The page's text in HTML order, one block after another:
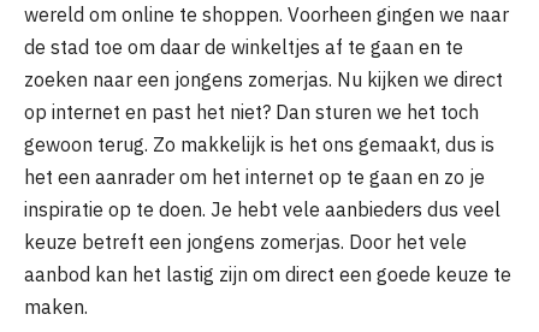
wereld om online te shoppen. Voorheen gingen we naar
de stad toe om daar de winkeltjes af te gaan en te
zoeken naar een jongens zomerjas. Nu kijken we direct
op internet en past het niet? Dan sturen we het toch
gewoon terug. Zo makkelijk is het ons gemaakt, dus is
het een aanrader om het internet op te gaan en zo je
inspiratie op te doen. Je hebt vele aanbieders dus veel
keuze betreft een jongens zomerjas. Door het vele
aanbod kan het lastig zijn om direct een goede keuze te
maken.